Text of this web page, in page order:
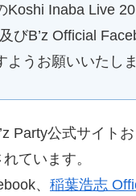
Koshi Inaba Live
びB’z Official
うお願いいたしま
Party公式サイト
ています。
、 稲葉浩志